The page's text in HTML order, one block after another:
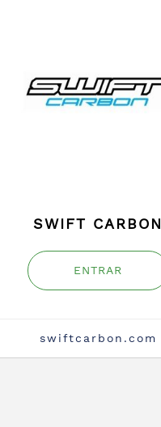
SWIFT CARBON
ENTRAR
swiftcarbon.com